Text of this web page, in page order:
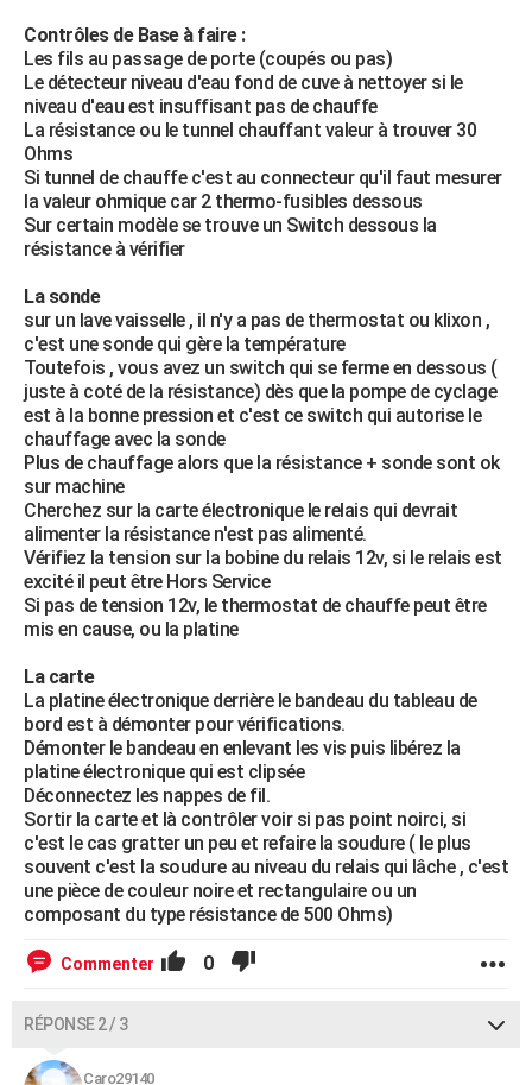
Contrôles de Base à faire :
Les fils au passage de porte (coupés ou pas)
Le détecteur niveau d'eau fond de cuve à nettoyer si le
niveau d'eau est insuffisant pas de chauffe
La résistance ou le tunnel chauffant valeur à trouver 30
Ohms
Si tunnel de chauffe c'est au connecteur qu'il faut mesurer
la valeur ohmique car 2 thermo-fusibles dessous
Sur certain modèle se trouve un Switch dessous la
résistance à vérifier
La sonde
sur un lave vaisselle , il n'y a pas de thermostat ou klixon ,
c'est une sonde qui gère la température
Toutefois , vous avez un switch qui se ferme en dessous (
juste à coté de la résistance) dès que la pompe de cyclage
est à la bonne pression et c'est ce switch qui autorise le
chauffage avec la sonde
Plus de chauffage alors que la résistance + sonde sont ok
sur machine
Cherchez sur la carte électronique le relais qui devrait
alimenter la résistance n'est pas alimenté.
Vérifiez la tension sur la bobine du relais 12v, si le relais est
excité il peut être Hors Service
Si pas de tension 12v, le thermostat de chauffe peut être
mis en cause, ou la platine
La carte
La platine électronique derrière le bandeau du tableau de
bord est à démonter pour vérifications.
Démonter le bandeau en enlevant les vis puis libérez la
platine électronique qui est clipsée
Déconnectez les nappes de fil.
Sortir la carte et là contrôler voir si pas point noirci, si
c'est le cas gratter un peu et refaire la soudure ( le plus
souvent c'est la soudure au niveau du relais qui lâche , c'est
une pièce de couleur noire et rectangulaire ou un
composant du type résistance de 500 Ohms)
Commenter 0
RÉPONSE 2 / 3
Caro29140